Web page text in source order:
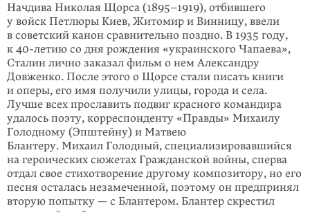
Начдива Николая Щорса (1895–1919), отбив­шего
у войск Петлюры Киев, Житомир и Винницу, ввели
в советский канон сравни­тельно поздно. В 1935 году,
к 40-летию со дня рождения «украинского Чапаева»,
Сталин лично заказал фильм о нем Александру
Довженко. После этого о Щорсе стали писать книги
и оперы, его имя получили улицы, города и села.
Лучше всех просла­вить подвиг красного командира
удалось поэту, корреспонденту «Правды» Михаилу
Голодному (Эпштейну) и Матвею
Блантеру. Михаил Голодный, специализиро­вавшийся
на героических сюжетах Гражданской войны, сперва
отдал свое стихотворение другому композитору, но его
песня осталась незаме­ченной, поэтому он пред­принял
вторую попытку — с Блантером. Блантер скрестил